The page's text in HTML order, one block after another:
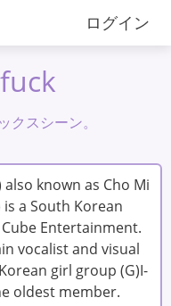
ログイン
クスシーン。
also known as Cho Mi
is a South Korean
Entertainment.
vocalist and visual
girl group (G)I-
oldest member.